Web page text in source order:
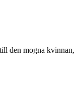
den mogna kvinnan,